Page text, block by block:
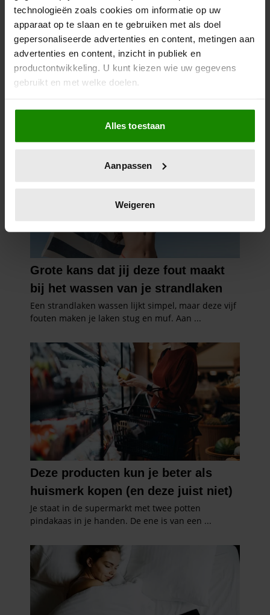
technologieën zoals cookies om informatie op uw
apparaat op te slaan en te gebruiken met als doel
gepersonaliseerde advertenties en content, metingen aan
advertenties en content, inzicht in publiek en
productontwikkeling. U kunt kiezen wie uw gegevens
gebruikt en met welke doelen.
Als u het toestaat, willen we ook graag:
Informatie verzamelen over uw geografische
locatie, die tot een paar meter nauwkeurig kan zijn
scannen op specifieke eigenschappen (fingerprinting)
verwerkt en stel uw voorkeuren in het
intrekken in de Cookieverklaring.
We gebruiken cookies om content en advertenties te
personaliseren, om functies voor social media te bieden
en om ons websiteverkeer te analyseren. Ook delen we
informatie over uw gebruik van onze site met onze
partners voor social media, adverteren en analyse. Deze
informatie die u aan ze heeft verstrekt of die ze hebben
verzameld op basis van uw gebruik van hun services. U
gaat akkoord met onze cookies als u onze website blijft
Alles toestaan
Aanpassen
Weigeren